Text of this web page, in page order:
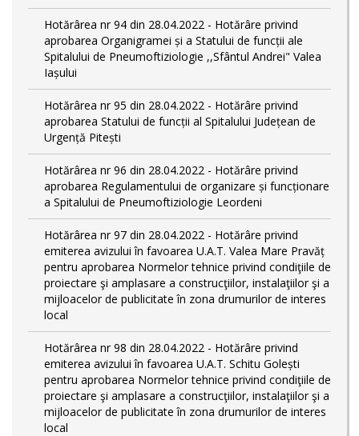
Hotărârea nr 94 din 28.04.2022 - Hotărâre privind
aprobarea Organigramei și a Statului de funcții ale
Spitalului de Pneumoftiziologie ,,Sfântul Andrei" Valea
Iașului
Hotărârea nr 95 din 28.04.2022 - Hotărâre privind
aprobarea Statului de funcții al Spitalului Județean de
Urgență Pitești
Hotărârea nr 96 din 28.04.2022 - Hotărâre privind
aprobarea Regulamentului de organizare și funcționare
a Spitalului de Pneumoftiziologie Leordeni
Hotărârea nr 97 din 28.04.2022 - Hotărâre privind
emiterea avizului în favoarea U.A.T. Valea Mare Pravăț
pentru aprobarea Normelor tehnice privind condiţiile de
proiectare şi amplasare a construcţiilor, instalaţiilor şi a
mijloacelor de publicitate în zona drumurilor de interes
local
Hotărârea nr 98 din 28.04.2022 - Hotărâre privind
emiterea avizului în favoarea U.A.T. Schitu Golești
pentru aprobarea Normelor tehnice privind condiţiile de
proiectare şi amplasare a construcţiilor, instalaţiilor şi a
mijloacelor de publicitate în zona drumurilor de interes
local